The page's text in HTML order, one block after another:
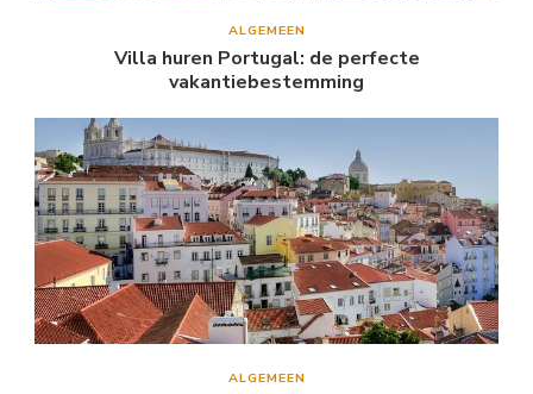
ALGEMEEN
Villa huren Portugal: de perfecte
vakantiebestemming
ALGEMEEN